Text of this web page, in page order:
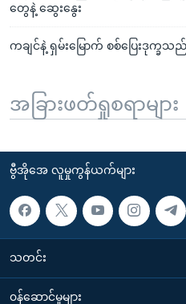
တွေနဲ့ ဆွေးနွေး
ကချင်နဲ့ ရှမ်းမြောက် စစ်ပြေးဒု
အခြားဖတ်ရှုစရာများ
ဗွီအိုအေ လူမှုကွန်ယက်များ
သတင်း
၀န်ဆောင်မှုများ